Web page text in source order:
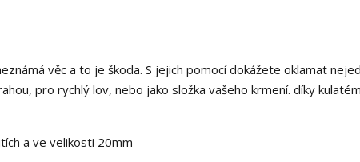
věc a to je škoda. S jejich pomocí dokážete oklamat
pro rychlý lov, nebo jako složka vašeho krmení. díky
a ve velikosti 20mm